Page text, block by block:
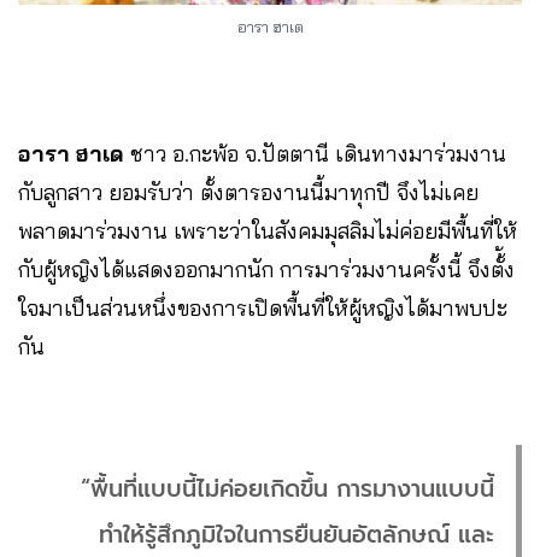
อารา ฮาเด
อารา ฮาเด ชาว อ.กะพ้อ จ.ปัตตานี เดินทางมาร่วมงาน
กับลูกสาว ยอมรับว่า ตั้งตารองานนี้มาทุกปี จึงไม่เคย
พลาดมาร่วมงาน เพราะว่าในสังคมมุสลิมไม่ค่อยมีพื้นที่ให้
กับผู้หญิงได้แสดงออกมากนัก การมาร่วมงานครั้งนี้ จึงตั้้ง
ใจมาเป็นส่วนหนึ่งของการเปิดพื้นที่ให้ผู้หญิงได้มาพบปะ
กัน
“พื้นที่แบบนี้ไม่ค่อยเกิดขึ้น การมางานแบบนี้
ทำให้รู้สึกภูมิใจในการยืนยันอัตลักษณ์ และ